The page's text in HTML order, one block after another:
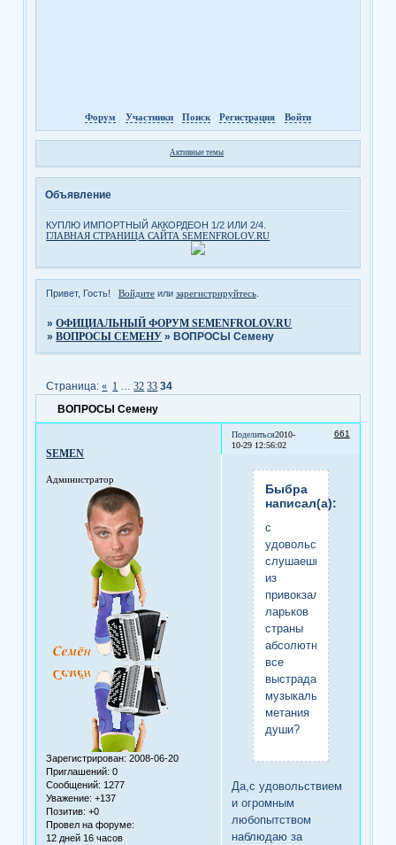
Форум Участники Поиск Регистрация Войти
Активные темы
Объявление
КУПЛЮ ИМПОРТНЫЙ АККОРДЕОН 1/2 ИЛИ 2/4.
ГЛАВНАЯ СТРАНИЦА САЙТА SEMENFROLOV.RU
Привет, Гость! Войдитеили зарегистрируйтесь.
»ОФИЦИАЛЬНЫЙ ФОРУМ SEMENFROLOV.RU
»ВОПРОСЫ СЕМЕНУ » ВОПРОСЫ Семену
ВОПРОСЫ Семену
Страница:« 1 … 32 33 34
Поделиться 661
2010-
10-29 12:56:02
SEMEN
Администратор
Зарегистрирован: 2008-06-20
Приглашений: 0
Сообщений: 1277
Уважение: +137
Позитив: +0
Провел на форуме:
12 дней 16 часов
Быбра
написал(а):
с
удовольствием
слушаешь
из
привокзальных
ларьков
страны
абсолютно
все
выстраданные
музыкальные
метания
души?
Да,с удовольствием
и огромным
любопытством
наблюдаю за